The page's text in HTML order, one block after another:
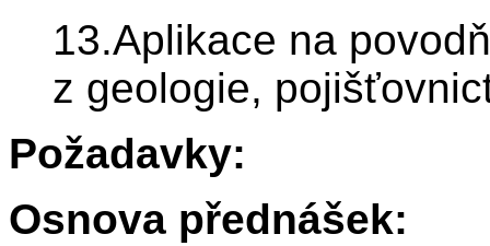
13.Aplikace na
z geologie,
Požadavky:
Osnova přednášek: